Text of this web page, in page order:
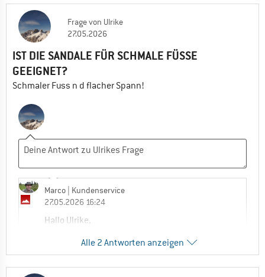
Fragevon Ulrike
27.05.2026
IST DIE SANDALE FÜR SCHMALE FÜSSE
GEEIGNET?
Schmaler Fuss n d flacher Spann!
Marco | Kundenservice
27.05.2026 16:24
Hallo Ulrike,
ja, Teva hat einen relativ schmalen Leisten,
ob es für Dich dann aber ausreicht müsstest
Alle 2 Antworten anzeigen